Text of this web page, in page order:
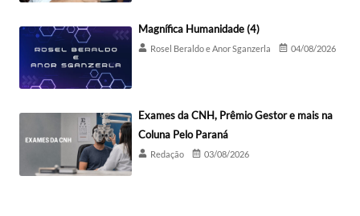
Magnífica Humanidade (4)
Rosel Beraldo e Anor Sganzerla 04/08/2026
Exames da CNH, Prêmio Gestor e mais na
Coluna Pelo Paraná
Redação 03/08/2026